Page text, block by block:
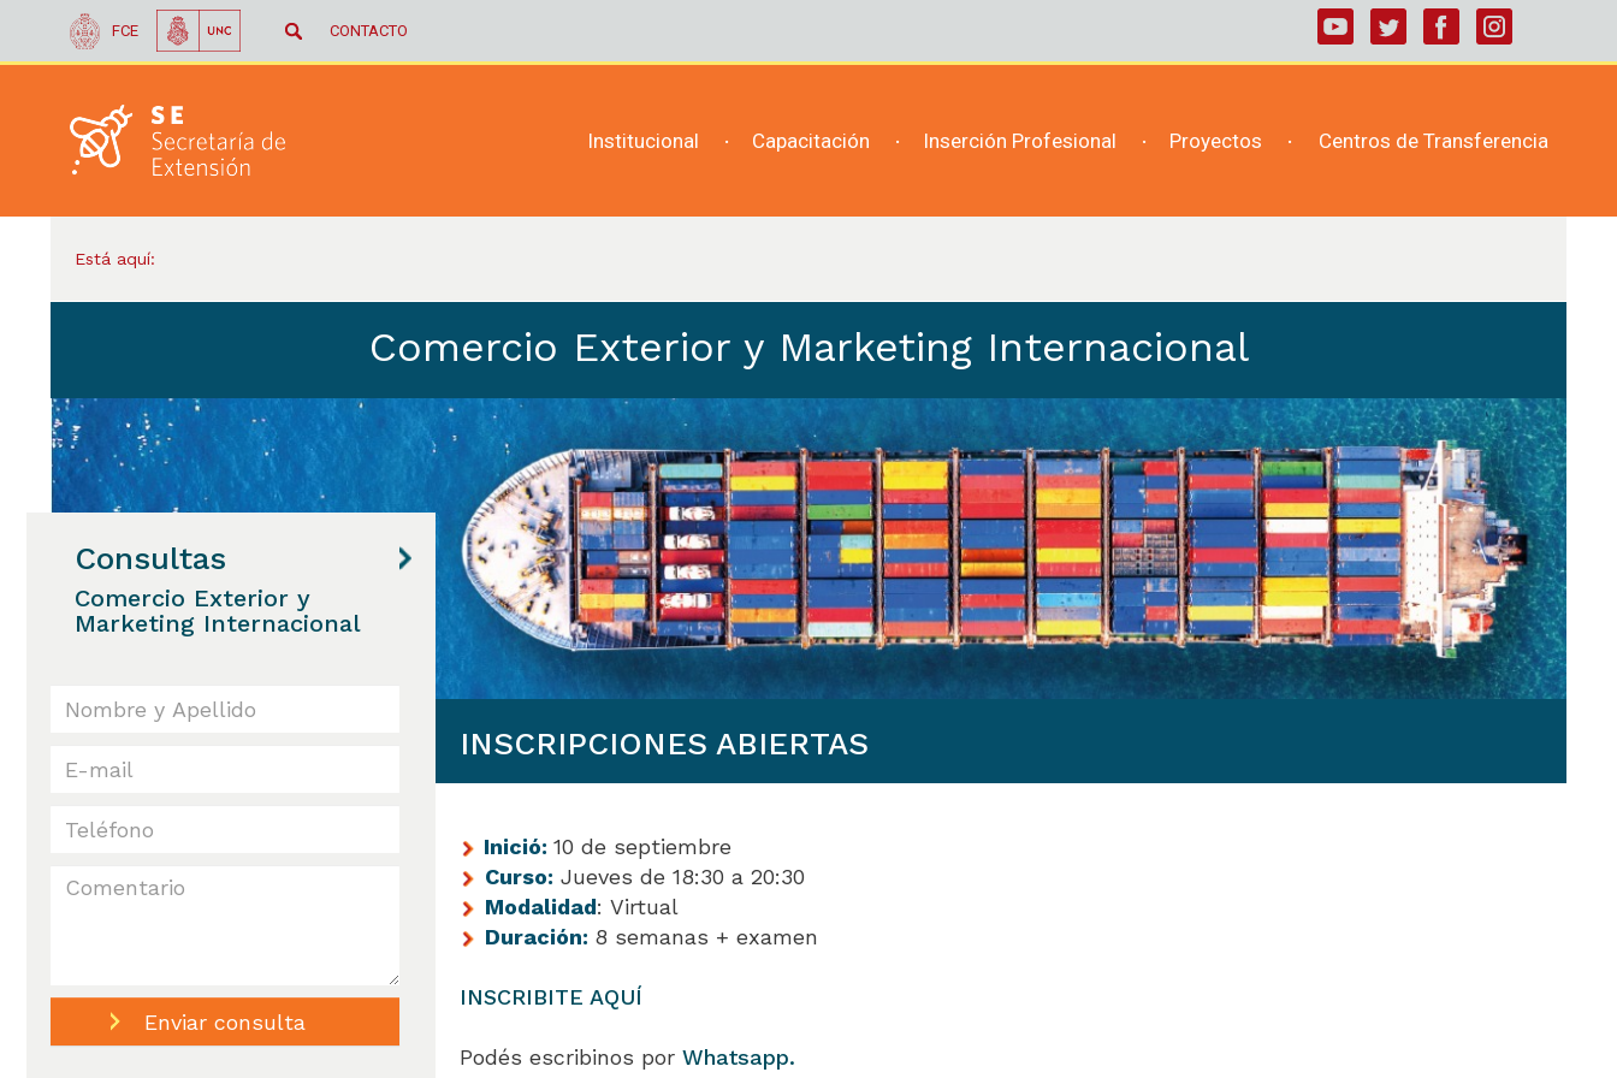
FCE CONTACTO
Institucional Capacitación Inserción Profesional Proyectos Centros de Transferencia
Está aquí:
Secretaría de Extensión - FCE - UNC
Comercio Exterior y Marketing Internacional
INSCRIPCIONES ABIERTAS
Inició: 10 de septiembre
Curso: Jueves de 18:30 a 20:30
Modalidad: Virtual
Duración: 8 semanas + examen
INSCRIBITE AQUÍ
Podés escribinos por Whatsapp.
Consultas
Comercio Exterior y
Marketing Internacional